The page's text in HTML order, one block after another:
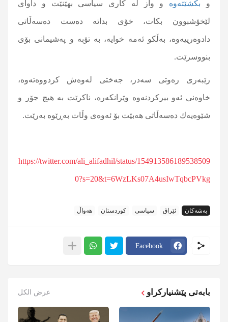
و بكشێته‌وه‌ و واز له‌ كاری سیاسی بهێنێت و داوای
لێخۆشبوون بكات، خۆی بداته‌ ده‌ست ده‌سه‌ڵاتی
دادوه‌رییه‌وه،‌ به‌ڵكو ئه‌مه‌ خوایه‌، به‌ تۆبه‌ و په‌شیمانی بۆی
بنووسرێت.
رێبه‌ری ره‌وتی سه‌در، جه‌ختی له‌وه‌ش كردووه‌ته‌وه‌،
خاوه‌نی ئه‌و بیركردنه‌وه‌ وێرانكه‌ره‌، ناكرێت به‌ هیچ جۆر و
شێوه‌یه‌ك ده‌سه‌ڵاتی هه‌بێت بۆ ئه‌وه‌ی وڵات به‌ڕێوه‌ به‌رێت.
https://twitter.com/ali_alifadhil/status/154913586189538509
0?s=20&t=6WzLKs07A4usIwTqbcPVkg
بەشەکان ئێراق سیاسی کوردستان هەواڵ
Facebook
بابەتی پێشنیارکراو عرض الكل